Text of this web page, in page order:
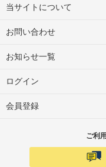
当サイトについて
お問い合わせ
お知らせ一覧
ログイン
会員登録
ご利